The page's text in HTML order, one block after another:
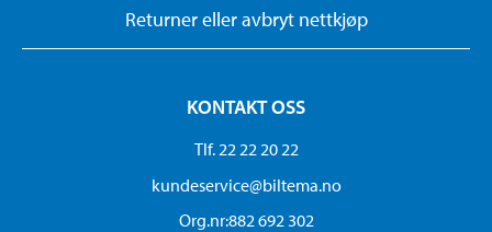
Returner eller avbryt nettkjøp
KONTAKT OSS
Tlf. 22 22 20 22
kundeservice@biltema.no
Org.nr:882 692 302